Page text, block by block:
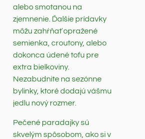
alebo smotanou na
zjemnenie. Ďalšie prídavky
môžu zahŕňať opražené
semienka, croutony, alebo
dokonca údené tofu pre
extra bielkoviny.
Nezabudnite na sezónne
bylinky, ktoré dodajú vášmu
jedlu nový rozmer.
Pečené paradajky sú
skvelým spôsobom, ako si v